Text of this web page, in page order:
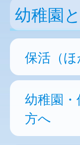
幼稚園
保活（ほ
幼稚園
方へ